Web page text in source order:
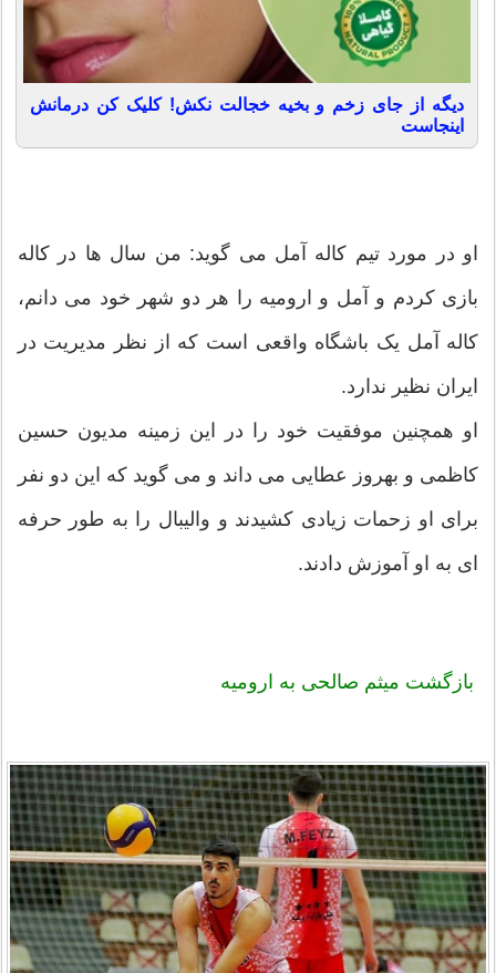
دیگه از جای زخم و بخیه خجالت نکش! کلیک کن درمانش
اینجاست
او در مورد تیم کاله آمل می گوید: من سال ها در کاله
بازی کردم و آمل و ارومیه را هر دو شهر خود می دانم،
کاله آمل یک باشگاه واقعی است که از نظر مدیریت در
ایران نظیر ندارد.
او همچنین موفقیت خود را در این زمینه مدیون حسین
کاظمی و بهروز عطایی می داند و می گوید که این دو نفر
برای او زحمات زیادی کشیدند و والیبال را به طور حرفه
ای به او آموزش دادند.
بازگشت میثم صالحی به ارومیه